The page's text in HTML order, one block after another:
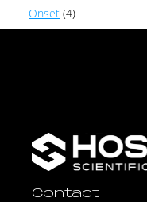
Onset (4)
Contact